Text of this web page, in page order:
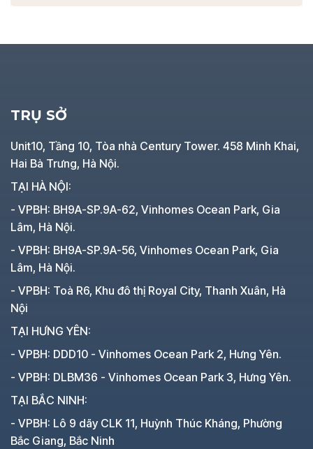
TRỤ SỞ
Unit10, Tầng 10, Tòa nhà Century Tower. 458 Minh Khai,
Hai Bà Trưng, Hà Nội.
TẠI HÀ NỘI:
- VPBH: BH9A-SP.9A-62, Vinhomes Ocean Park, Gia
Lâm, Hà Nội.
- VPBH: BH9A-SP.9A-56, Vinhomes Ocean Park, Gia
Lâm, Hà Nội.
- VPBH: Toà R6, Khu đô thị Royal City, Thanh Xuân, Hà
Nội
TẠI HƯNG YÊN:
- VPBH: DDD10 - Vinhomes Ocean Park 2, Hưng Yên.
- VPBH: DLBM36 - Vinhomes Ocean Park 3, Hưng Yên.
TẠI BẮC NINH:
- VPBH: Lô 9 dãy CLK 11, Huỳnh Thúc Kháng, Phường
Bắc Giang, Bắc Ninh